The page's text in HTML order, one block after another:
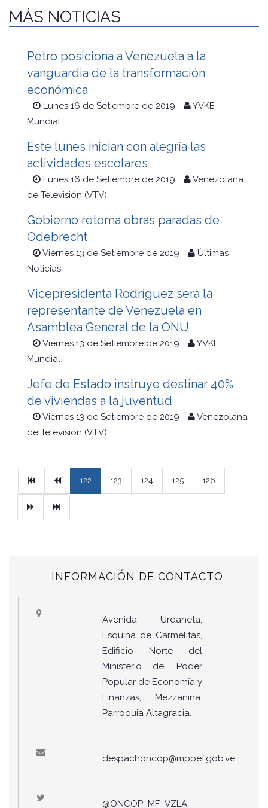
MÁS NOTICIAS
Petro posiciona a Venezuela a la
vanguardia de la transformación
económica
Lunes 16 de Setiembre de 2019
YVKE
Mundial
Este lunes inician con alegría las
actividades escolares
Lunes 16 de Setiembre de 2019
Venezolana
de Televisión (VTV)
Gobierno retoma obras paradas de
Odebrecht
Viernes 13 de Setiembre de 2019
Últimas
Noticias
Vicepresidenta Rodríguez será la
representante de Venezuela en
Asamblea General de la ONU
Viernes 13 de Setiembre de 2019
YVKE
Mundial
Jefe de Estado instruye destinar 40%
de viviendas a la juventud
Viernes 13 de Setiembre de 2019
Venezolana
de Televisión (VTV)
PrimeraPrevious
122 123 124 125 126
Ultimo
INFORMACIÓN DE CONTACTO
Avenida Urdaneta,
Esquina de Carmelitas,
Edificio Norte del
Ministerio del Poder
Popular de Economía y
Finanzas, Mezzanina.
Parroquia Altagracia.
despachoncop@mppef.gob.ve
@ONCOP_MF_VZLA